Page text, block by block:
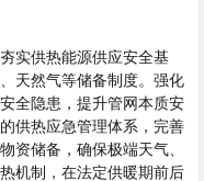
实供热能源供应安全基
天然气等储备制度。强化
全隐患，提升管网本质安
供热应急管理体系，完善
资储备，确保极端天气、
机制，在法定供暖期前后